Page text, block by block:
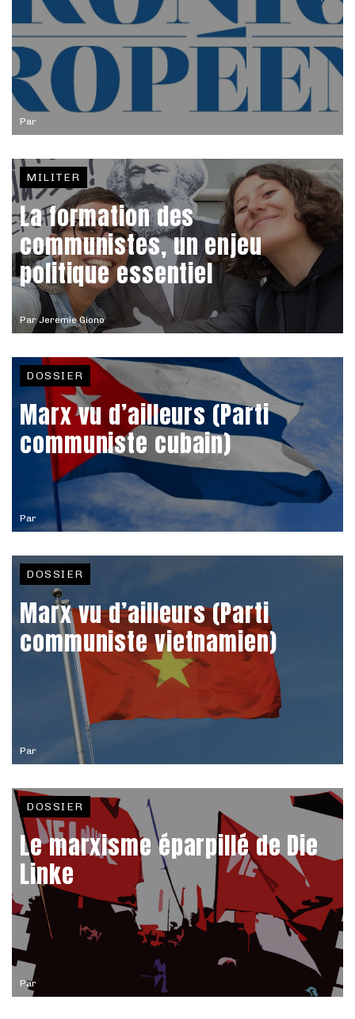
Par
ParJeremie Giono
MILITER
La formation des
communistes, un enjeu
politique essentiel
Par
DOSSIER
Marx vu d’ailleurs (Parti
communiste cubain)
Par
DOSSIER
Marx vu d’ailleurs (Parti
communiste vietnamien)
Par
DOSSIER
Le marxisme éparpillé de Die
Linke